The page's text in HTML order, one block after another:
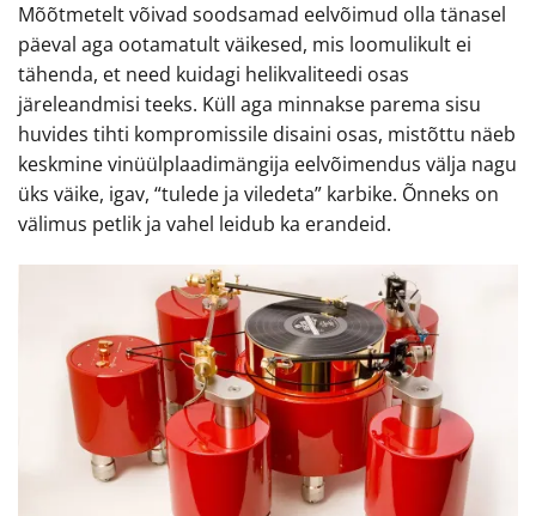
Mõõtmetelt võivad soodsamad eelvõimud olla tänasel
päeval aga ootamatult väikesed, mis loomulikult ei
tähenda, et need kuidagi helikvaliteedi osas
järeleandmisi teeks. Küll aga minnakse parema sisu
huvides tihti kompromissile disaini osas, mistõttu näeb
keskmine vinüülplaadimängija eelvõimendus välja nagu
üks väike, igav, “tulede ja viledeta” karbike. Õnneks on
välimus petlik ja vahel leidub ka erandeid.